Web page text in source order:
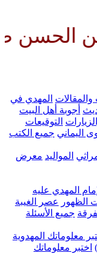
عليه
والمقالات المهدي في
أجوبة أهل البيت
التوقيعات
اليماني جميع الكتب
المواليد معرض
المهدي عليه
الظهور
عصر الغيبة
جميع الأسئلة
معلوماتك المهدوية
اختبر معلوماتك